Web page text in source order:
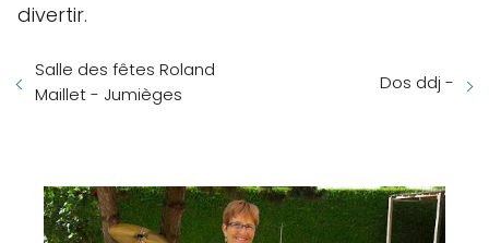
divertir.
Salle des fêtes Roland
Maillet - Jumièges
Dos ddj -